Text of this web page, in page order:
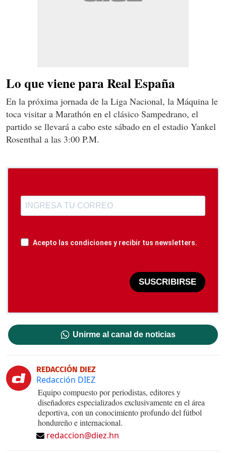
Lo que viene para Real España
En la próxima jornada de la Liga Nacional, la Máquina le
toca visitar a Marathón en el clásico Sampedrano, el
partido se llevará a cabo este sábado en el estadio Yankel
Rosenthal a las 3:00 P.M.
Acepto las condiciones y recibir tus newsletters.
SUSCRIBIRSE
Unirme al canal de noticias
REDACCIÓN DIEZ
Redacción DIEZ
Equipo compuesto por periodistas, editores y
diseñadores especializados exclusivamente en el área
deportiva, con un conocimiento profundo del fútbol
hondureño e internacional.
redaccion@diez.hn